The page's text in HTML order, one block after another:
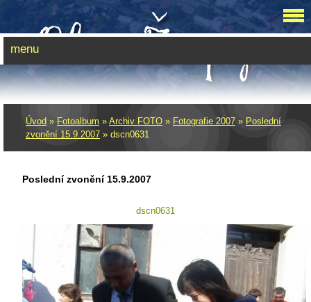
Úvod » Fotoalbum » Archiv FOTO » Fotografie 2007 » Poslední
zvonění­ 15.9.2007 » dscn0631
Poslední zvonění­ 15.9.2007
dscn0631
menu